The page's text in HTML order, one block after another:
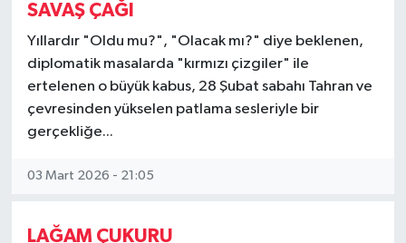
SAVAŞ ÇAĞI
Yıllardır "Oldu mu?", "Olacak mı?" diye beklenen,
diplomatik masalarda "kırmızı çizgiler" ile
ertelenen o büyük kabus, 28 Şubat sabahı Tahran ve
çevresinden yükselen patlama sesleriyle bir
gerçekliğe...
03 Mart 2026 - 21:05
LAĞAM ÇUKURU